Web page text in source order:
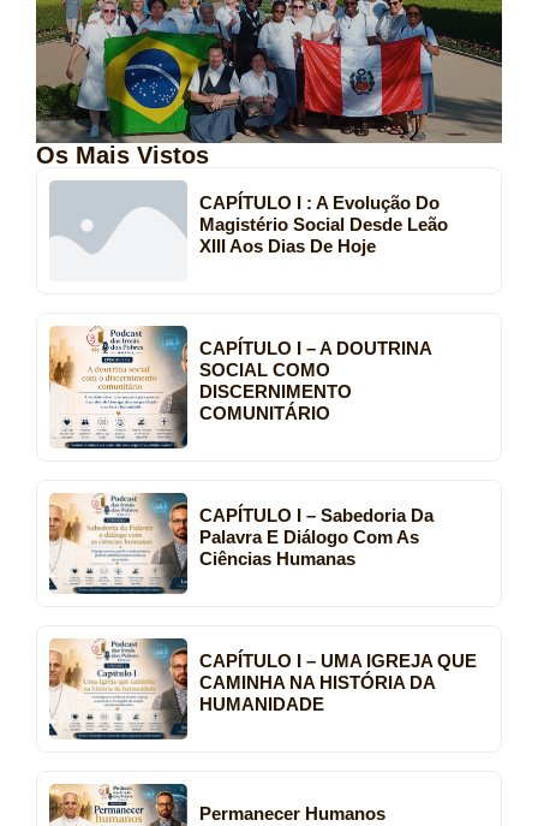
Os Mais Vistos
CAPÍTULO I : A Evolução Do
Magistério Social Desde Leão
XIII Aos Dias De Hoje
CAPÍTULO I – A DOUTRINA
SOCIAL COMO
DISCERNIMENTO
COMUNITÁRIO
CAPÍTULO I – Sabedoria Da
Palavra E Diálogo Com As
Ciências Humanas
CAPÍTULO I – UMA IGREJA QUE
CAMINHA NA HISTÓRIA DA
HUMANIDADE
Permanecer Humanos